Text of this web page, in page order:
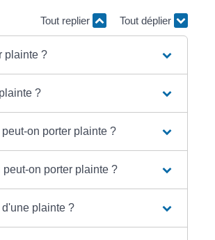
Tout replier Tout déplier
plainte ?
?
on porter plainte ?
on porter plainte ?
plainte ?